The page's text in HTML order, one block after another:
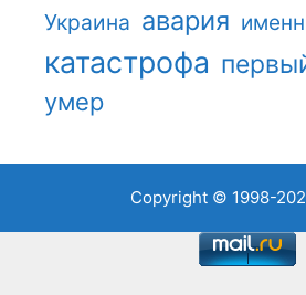
Украина авария
катастрофа
умер
Copyright © 1998-